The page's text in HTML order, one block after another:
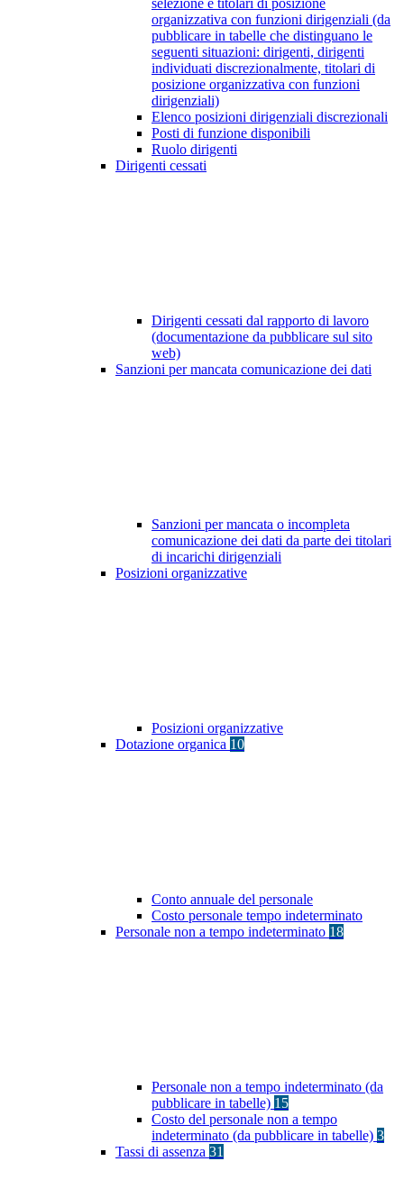
selezione e titolari di posizione
organizzativa con funzioni dirigenziali (da
pubblicare in tabelle che distinguano le
seguenti situazioni: dirigenti, dirigenti
individuati discrezionalmente, titolari di
posizione organizzativa con funzioni
dirigenziali)
Elenco posizioni dirigenziali discrezionali
Posti di funzione disponibili
Ruolo dirigenti
Dirigenti cessati
Dirigenti cessati dal rapporto di lavoro
(documentazione da pubblicare sul sito
web)
Sanzioni per mancata comunicazione dei dati
Sanzioni per mancata o incompleta
comunicazione dei dati da parte dei titolari
di incarichi dirigenziali
Posizioni organizzative
Posizioni organizzative
Dotazione organica 10
Conto annuale del personale
Costo personale tempo indeterminato
Personale non a tempo indeterminato 18
Personale non a tempo indeterminato (da
pubblicare in tabelle) 15
Costo del personale non a tempo
indeterminato (da pubblicare in tabelle) 3
Tassi di assenza 31